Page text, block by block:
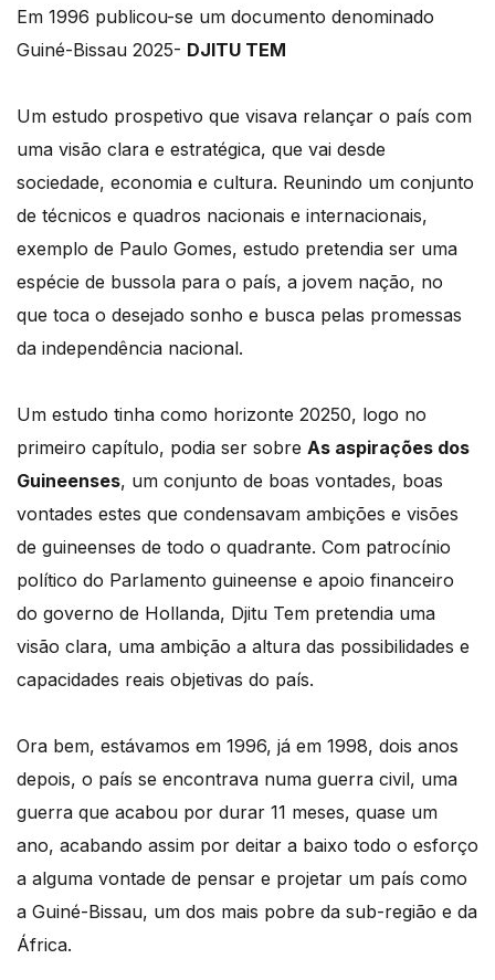
Em 1996 publicou-se um documento denominado
Guiné-Bissau 2025- DJITU TEM
Um estudo prospetivo que visava relançar o país com
uma visão clara e estratégica, que vai desde
sociedade, economia e cultura. Reunindo um conjunto
de técnicos e quadros nacionais e internacionais,
exemplo de Paulo Gomes, estudo pretendia ser uma
espécie de bussola para o país, a jovem nação, no
que toca o desejado sonho e busca pelas promessas
da independência nacional.
Um estudo tinha como horizonte 20250, logo no
primeiro capítulo, podia ser sobre As aspirações dos
Guineenses, um conjunto de boas vontades, boas
vontades estes que condensavam ambições e visões
de guineenses de todo o quadrante. Com patrocínio
político do Parlamento guineense e apoio financeiro
do governo de Hollanda, Djitu Tem pretendia uma
visão clara, uma ambição a altura das possibilidades e
capacidades reais objetivas do país.
Ora bem, estávamos em 1996, já em 1998, dois anos
depois, o país se encontrava numa guerra civil, uma
guerra que acabou por durar 11 meses, quase um
ano, acabando assim por deitar a baixo todo o esforço
a alguma vontade de pensar e projetar um país como
a Guiné-Bissau, um dos mais pobre da sub-região e da
África.